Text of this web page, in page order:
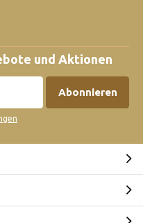
und Aktionen
Abonnieren